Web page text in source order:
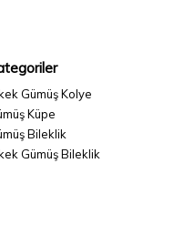
Gümüş Kolye
Küpe
Bileklik
Gümüş Bileklik